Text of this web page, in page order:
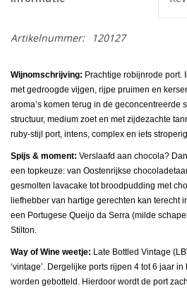
Artikelnummer: 120127
Wijnomschrijving: Prachtige robijnrode port.
met gedroogde vijgen, rijpe pruimen en
aroma’s komen terug in de geconcentreerde
structuur, medium zoet en met zijdezachte
ruby-stijl port, intens, complex en iets stroperig
Spijs & moment: Verslaafd aan chocola?
een topkeuze: van Oostenrijkse
gesmolten lavacake tot broodpudding met
liefhebber van hartige gerechten kan terecht
een Portugese Queijo da Serra (milde
Stilton.
Way of Wine weetje: Late Bottled Vintage
‘vintage’. Dergelijke ports rijpen 4 tot 6 jaar
worden gebotteld. Hierdoor wordt de port